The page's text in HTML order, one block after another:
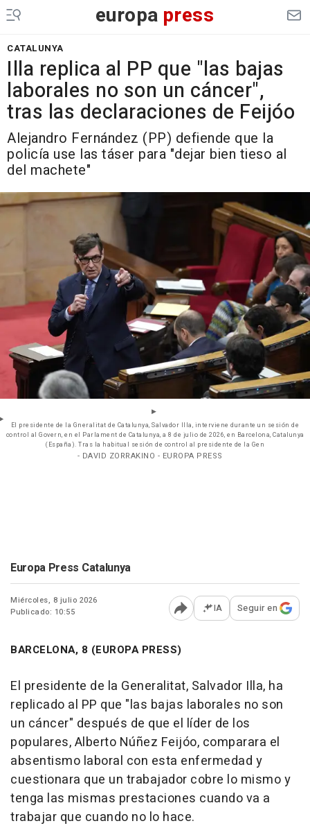
europa press
CATALUNYA
Illa replica al PP que "las bajas
laborales no son un cáncer",
tras las declaraciones de Feijóo
Alejandro Fernández (PP) defiende que la
policía use las táser para "dejar bien tieso al
del machete"
El presidente de la Gneralitat de Catalunya, Salvador Illa, interviene durante un sesión de
control al Govern, en el Parlament de Catalunya, a 8 de julio de 2026, en Barcelona, Catalunya
(España). Tras la habitual sesión de control al presidente de la Gen
- DAVID ZORRAKINO - EUROPA PRESS
Europa Press Catalunya
Miércoles, 8 julio 2026
Publicado: 10:55
Abrir opciones para
IA Seguir en
BARCELONA, 8 (EUROPA PRESS)
El presidente de la Generalitat, Salvador Illa, ha
replicado al PP que "las bajas laborales no son
un cáncer" después de que el líder de los
populares, Alberto Núñez Feijóo, comparara el
absentismo laboral con esta enfermedad y
cuestionara que un trabajador cobre lo mismo y
tenga las mismas prestaciones cuando va a
trabajar que cuando no lo hace.